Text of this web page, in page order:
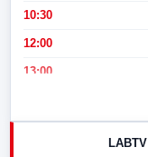
10:30
12:00
13:00
LABTV